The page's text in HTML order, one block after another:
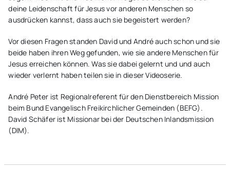
deine Leidenschaft für Jesus vor anderen Menschen so
ausdrücken kannst, dass auch sie begeistert werden?
Vor diesen Fragen standen David und André auch schon und sie
beide haben ihren Weg gefunden, wie sie andere Menschen für
Jesus erreichen können. Was sie dabei gelernt und und auch
wieder verlernt haben teilen sie in dieser Videoserie.
André Peter ist Regionalreferent für den Dienstbereich Mission
beim Bund Evangelisch Freikirchlicher Gemeinden (BEFG).
David Schäfer ist Missionar bei der Deutschen Inlandsmission
(DIM).